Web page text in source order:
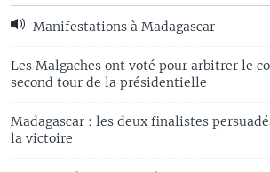
Manifestations à Madagascar
Les Malgaches ont voté pour arbitrer le
second tour de la présidentielle
Madagascar : les deux finalistes
la victoire